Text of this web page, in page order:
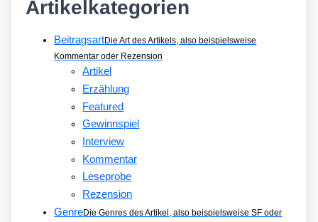
Artikelkategorien
BeitragsartDie Art des Artikels, also beispielsweise
Kommentar oder Rezension
Artikel
Erzählung
Featured
Gewinnspiel
Interview
Kommentar
Leseprobe
Rezension
GenreDie Genres des Artikel, also beispielsweise SF oder